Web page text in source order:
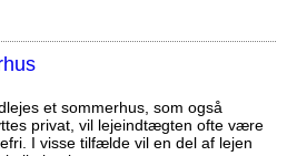
et sommerhus, som også
privat, vil lejeindtægten ofte være
I visse tilfælde vil en del af lejen